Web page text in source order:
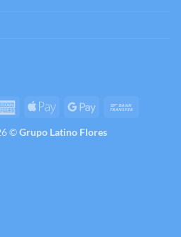
AmericanApple
Google
©Grupo Latino Flores